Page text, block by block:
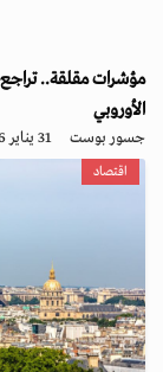
مؤشرات مقلقة..
الأوروبي
جسور بوست 31 يناير 2026 - 19:30
اقتصاد